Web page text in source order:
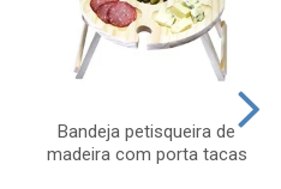
Bandeja petisqueira de
madeira com porta tacas